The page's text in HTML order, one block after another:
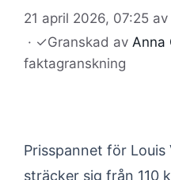
21 april 2026, 07:25 av
· ✓Granskad av Anna
faktagranskning
Prisspannet för
sträcker sig från 110